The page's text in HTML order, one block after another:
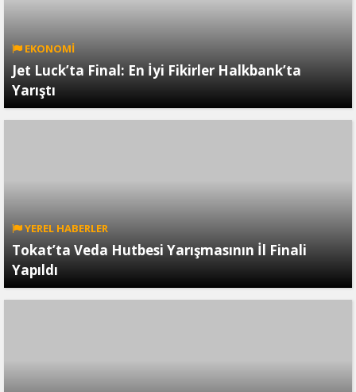
EKONOMİ
Jet Luck’ta Final: En İyi Fikirler Halkbank’ta
Yarıştı
YEREL HABERLER
Tokat’ta Veda Hutbesi Yarışmasının İl Finali
Yapıldı